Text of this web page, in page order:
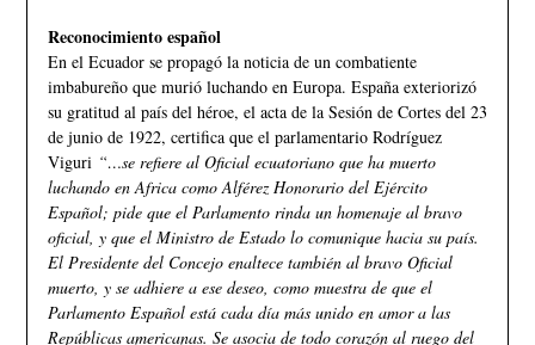
Reconocimiento español
En el Ecuador se propagó la noticia de un combatiente
imbabureño que murió luchando en Europa. España exteriorizó
su gratitud al país del héroe, el acta de la Sesión de Cortes del 23
de junio de 1922, certifica que el parlamentario Rodríguez
Viguri “…se refiere al Oficial ecuatoriano que ha muerto
luchando en Africa como Alférez Honorario del Ejército
Español; pide que el Parlamento rinda un homenaje al bravo
oficial, y que el Ministro de Estado lo comunique hacia su país.
El Presidente del Concejo enaltece también al bravo Oficial
muerto, y se adhiere a ese deseo, como muestra de que el
Parlamento Español está cada día más unido en amor a las
Repúblicas americanas. Se asocia de todo corazón al ruego del